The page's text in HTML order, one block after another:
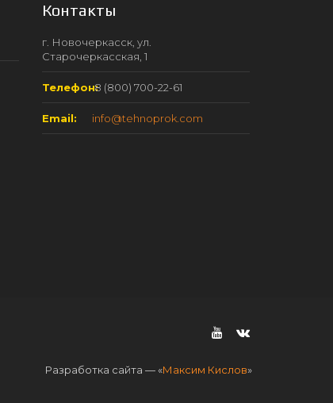
Контакты
г. Новочеркасск, ул.
Старочеркасская, 1
Телефон:8 (800) 700-22-61
Email: info@tehnoprok.com
Разработка сайта — «Максим Кислов»